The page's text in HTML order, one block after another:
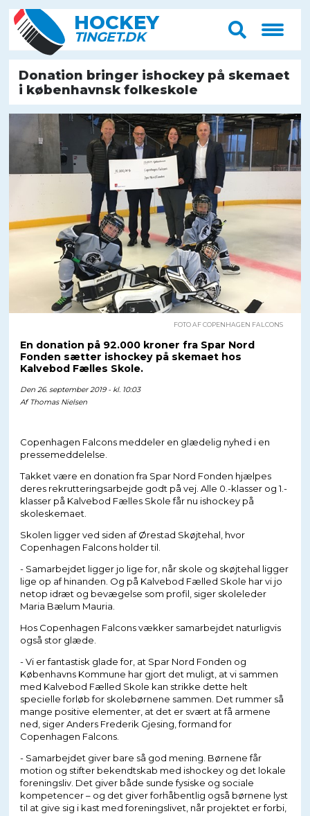
HOCKEY
TINGET.DK
Donation bringer ishockey på skemaet
i københavnsk folkeskole
FOTO AF COPENHAGEN FALCONS
En donation på 92.000 kroner fra Spar Nord
Fonden sætter ishockey på skemaet hos
Kalvebod Fælles Skole.
Den 26. september 2019 - kl. 10:03
AfThomas Nielsen
Copenhagen Falcons meddeler en glædelig nyhed i en
pressemeddelelse.
Takket være en donation fra Spar Nord Fonden hjælpes
deres rekrutteringsarbejde godt på vej. Alle 0.-klasser og 1.-
klasser på Kalvebod Fælles Skole får nu ishockey på
skoleskemaet.
Skolen ligger ved siden af Ørestad Skøjtehal, hvor
Copenhagen Falcons holder til.
- Samarbejdet ligger jo lige for, når skole og skøjtehal ligger
lige op af hinanden. Og på Kalvebod Fælled Skole har vi jo
netop idræt og bevægelse som profil, siger skoleleder
Maria Bælum Mauria.
Hos Copenhagen Falcons vækker samarbejdet naturligvis
også stor glæde.
- Vi er fantastisk glade for, at Spar Nord Fonden og
Københavns Kommune har gjort det muligt, at vi sammen
med Kalvebod Fælled Skole kan strikke dette helt
specielle forløb for skolebørnene sammen. Det rummer så
mange positive elementer, at det er svært at få armene
ned, siger Anders Frederik Gjesing, formand for
Copenhagen Falcons.
- Samarbejdet giver bare så god mening. Børnene får
motion og stifter bekendtskab med ishockey og det lokale
foreningsliv. Det giver både sunde fysiske og sociale
kompetencer – og det giver forhåbentlig også børnene lyst
til at give sig i kast med foreningslivet, når projektet er forbi,